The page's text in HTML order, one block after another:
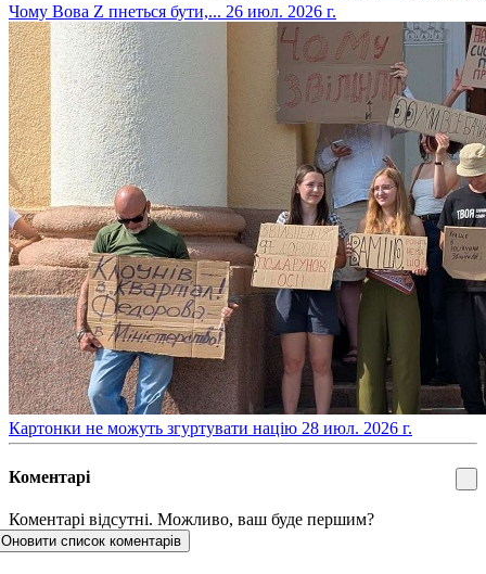
​Чому Вова Z пнеться бути,... 26 июл. 2026 г.
​Картонки не можуть згуртувати націю 28 июл. 2026 г.
Коментарі
Коментарі відсутні. Можливо, ваш буде першим?
Оновити список коментарів